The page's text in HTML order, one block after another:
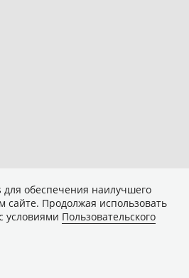
обеспечения наилучшего
Продолжая использовать
условиями Пользовательского